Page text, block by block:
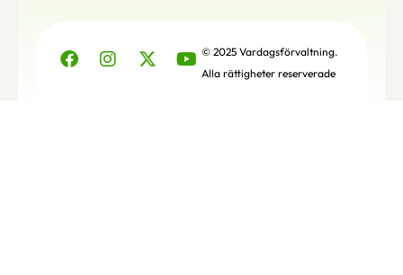
© 2025 Vardagsförvaltning.
Alla rättigheter reserverade